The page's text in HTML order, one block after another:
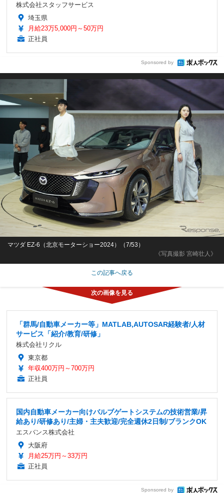
株式会社スタッフサービス
埼玉県
月給23万5,000円～50万円
正社員
Sponsored by
《写真撮影 宮崎壮人》
マツダ EZ-6（北京モーターショー2024）（7/53）
この記事へ戻る
「群馬/自動車メーカー等」MATLAB,AUTOSAR経験者/人材
サービス「紹介/教育/研修」
株式会社リクル
東京都
年収400万円～700万円
正社員
国内自動車メーカー向けバルブゲートシステムの技術営業/昇
給あり/研修あり/主婦・主夫歓迎/完全週休2日制/ブランクOK
エスバンス株式会社
大阪府
月給25万円～33万円
正社員
Sponsored by